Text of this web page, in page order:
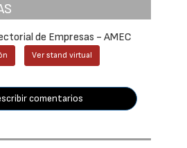
de Empresas - AMEC
Ver stand virtual
comentarios